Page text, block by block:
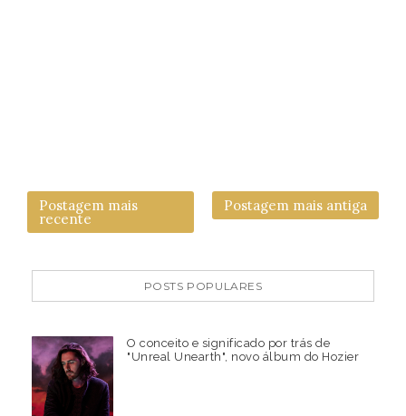
Postagem mais
recente
Postagem mais antiga
POSTS POPULARES
O conceito e significado por trás de
"Unreal Unearth", novo álbum do Hozier